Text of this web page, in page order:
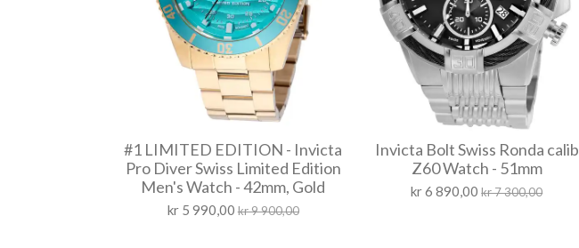
#1 LIMITED EDITION - Invicta
Pro Diver Swiss Limited Edition
Men's Watch - 42mm, Gold
kr 5 990,00 kr 9 900,00
Invicta Bolt Swiss Ronda calib
Z60 Watch - 51mm
kr 6 890,00 kr 7 300,00